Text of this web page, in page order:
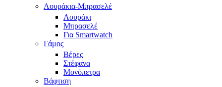
Λουράκια-Μπρασελέ
Λουράκι
Μπρασελέ
Για Smartwatch
Γάμος
Βέρες
Στέφανα
Μονόπετρα
Βάφτιση